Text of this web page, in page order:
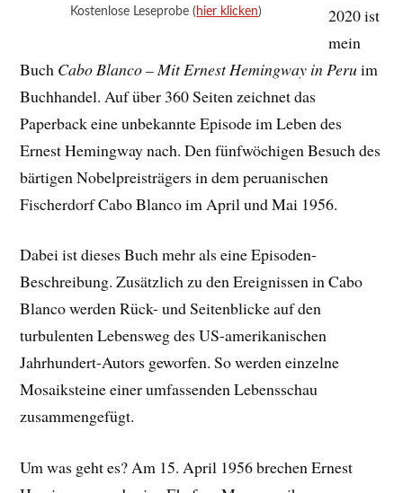
Kostenlose Leseprobe ( hier klicken)
2020 ist
mein
Buch Cabo Blanco – Mit Ernest Hemingway in Peruim
Buchhandel. Auf über 360 Seiten zeichnet das
Paperback eine unbekannte Episode im Leben des
Ernest Hemingway nach. Den fünfwöchigen Besuch des
bärtigen Nobelpreisträgers in dem peruanischen
Fischerdorf Cabo Blanco im April und Mai 1956.
Dabei ist dieses Buch mehr als eine Episoden-
Beschreibung. Zusätzlich zu den Ereignissen in Cabo
Blanco werden Rück- und Seitenblicke auf den
turbulenten Lebensweg des US-amerikanischen
Jahrhundert-Autors geworfen. So werden einzelne
Mosaiksteine einer umfassenden Lebensschau
zusammengefügt.
Um was geht es? Am 15. April 1956 brechen Ernest